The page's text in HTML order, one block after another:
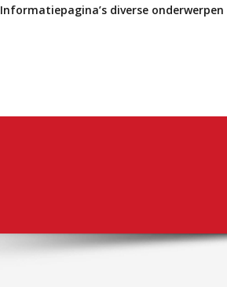
Informatiepagina’s diverse onderwerpen